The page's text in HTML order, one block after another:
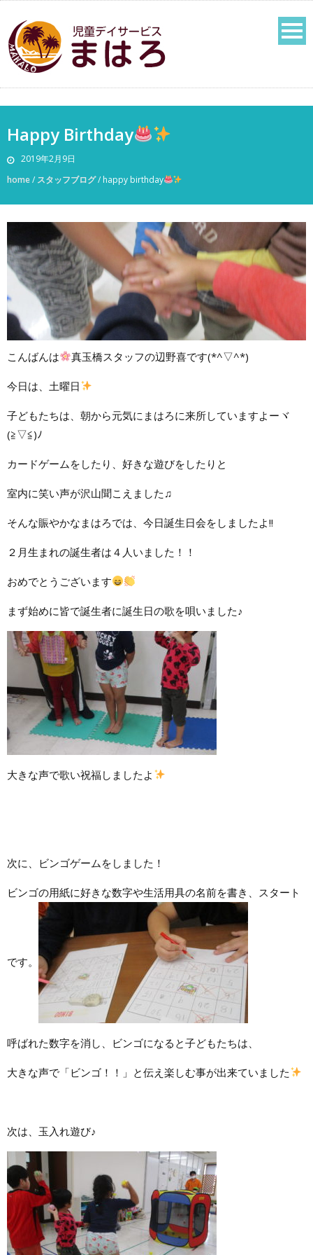
Happy Birthday
2019年2月9日
home/ スタッフブログ/ happy birthday
こんばんは 真玉橋スタッフの辺野喜です(*^▽^*)
今日は、土曜日
子どもたちは、朝から元気にまはろに来所していますよーヾ
(≧▽≦)ﾉ
カードゲームをしたり、好きな遊びをしたりと
室内に笑い声が沢山聞こえました♫
そんな賑やかなまはろでは、今日誕生日会をしましたよ!!
２月生まれの誕生者は４人いました！！
おめでとうございます
まず始めに皆で誕生者に誕生日の歌を唄いました♪
大きな声で歌い祝福しましたよ
次に、ビンゴゲームをしました！
ビンゴの用紙に好きな数字や生活用具の名前を書き、スタート
です。
呼ばれた数字を消し、ビンゴになると子どもたちは、
大きな声で「ビンゴ！！」と伝え楽しむ事が出来ていました
次は、玉入れ遊び♪